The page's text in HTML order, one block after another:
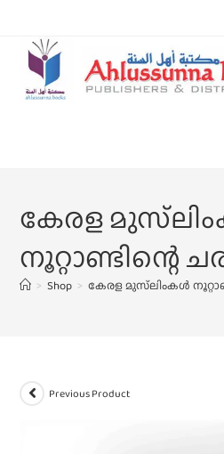
കേരള
നൂറ്റാണ്ടിന്റെ
> Shop > കേരള മുസ്‌ലിംകൾ
Previous Product